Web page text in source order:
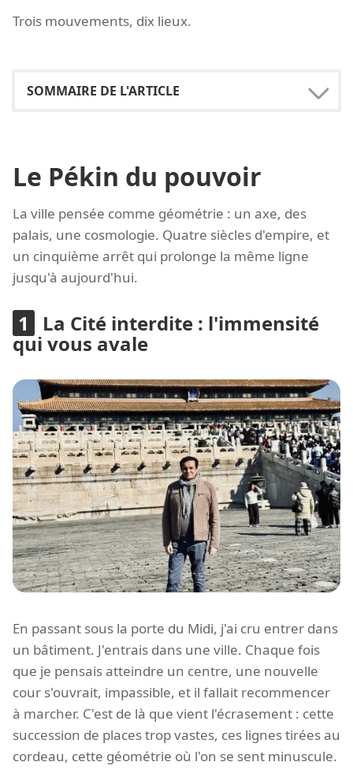
Trois mouvements, dix lieux.
Le Pékin du pouvoir
La ville pensée comme géométrie : un axe, des
palais, une cosmologie. Quatre siècles d'empire, et
un cinquième arrêt qui prolonge la même ligne
jusqu'à aujourd'hui.
La Cité interdite : l'immensité
qui vous avale
En passant sous la porte du Midi, j'ai cru entrer dans
un bâtiment. J'entrais dans une ville. Chaque fois
que je pensais atteindre un centre, une nouvelle
cour s'ouvrait, impassible, et il fallait recommencer
à marcher. C'est de là que vient l'écrasement : cette
succession de places trop vastes, ces lignes tirées au
cordeau, cette géométrie où l'on se sent minuscule.